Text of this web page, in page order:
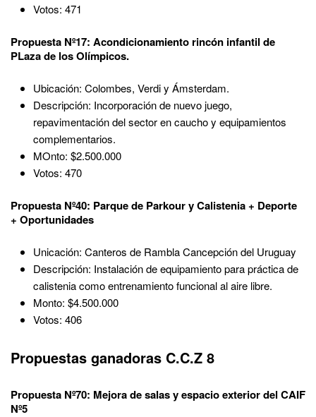
Votos: 471
Propuesta Nº17: Acondicionamiento rincón infantil de
PLaza de los Olímpicos.
Ubicación: Colombes, Verdi y Ámsterdam.
Descripción: Incorporación de nuevo juego,
repavimentación del sector en caucho y equipamientos
complementarios.
MOnto: $2.500.000
Votos: 470
Propuesta Nº40: Parque de Parkour y Calistenia + Deporte
+ Oportunidades
Unicación: Canteros de Rambla Cancepción del Uruguay
Descripción: Instalación de equipamiento para práctica de
calistenia como entrenamiento funcional al aire libre.
Monto: $4.500.000
Votos: 406
Propuestas ganadoras C.C.Z 8
Propuesta Nº70: Mejora de salas y espacio exterior del CAIF
Nº5